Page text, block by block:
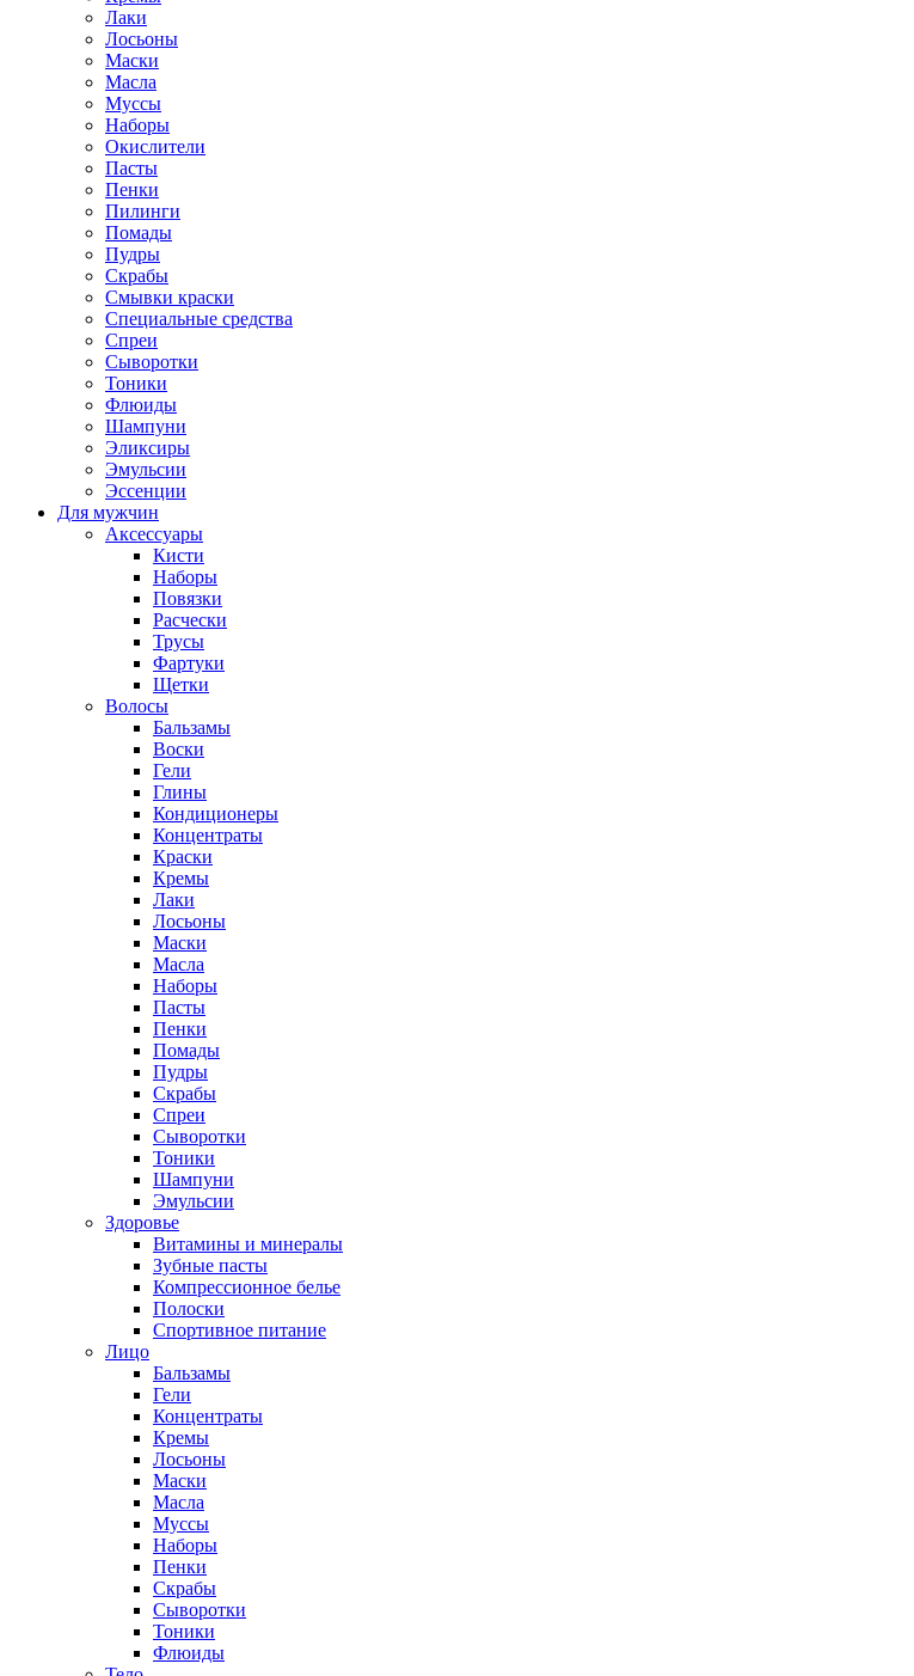
Лаки
Лосьоны
Маски
Масла
Муссы
Наборы
Окислители
Пасты
Пенки
Пилинги
Помады
Пудры
Скрабы
Смывки краски
Специальные средства
Спреи
Сыворотки
Тоники
Флюиды
Шампуни
Эликсиры
Эмульсии
Эссенции
Для мужчин
Аксессуары
Кисти
Наборы
Повязки
Расчески
Трусы
Фартуки
Щетки
Волосы
Бальзамы
Воски
Гели
Глины
Кондиционеры
Концентраты
Краски
Кремы
Лаки
Лосьоны
Маски
Масла
Наборы
Пасты
Пенки
Помады
Пудры
Скрабы
Спреи
Сыворотки
Тоники
Шампуни
Эмульсии
Здоровье
Витамины и минералы
Зубные пасты
Компрессионное белье
Полоски
Спортивное питание
Лицо
Бальзамы
Гели
Концентраты
Кремы
Лосьоны
Маски
Масла
Муссы
Наборы
Пенки
Скрабы
Сыворотки
Тоники
Флюиды